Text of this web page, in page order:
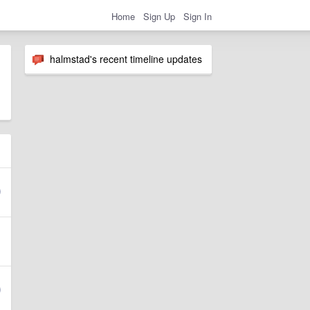
Home Sign Up Sign In
halmstad's recent timeline updates